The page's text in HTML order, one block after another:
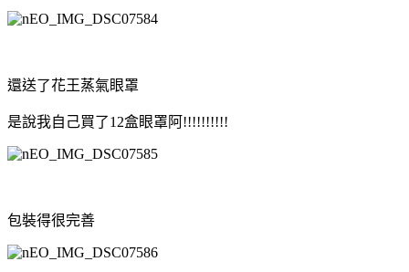
還送了花王蒸氣眼罩
是說我自己買了12盒眼罩阿!!!!!!!!!!
包裝得很完善